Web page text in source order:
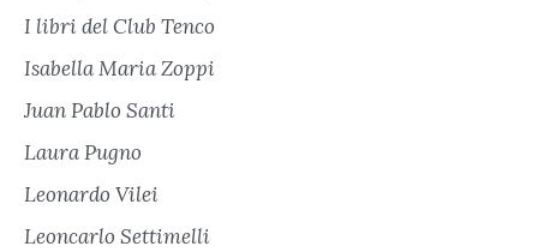
I libri del Club Tenco
Isabella Maria Zoppi
Juan Pablo Santi
Laura Pugno
Leonardo Vilei
Leoncarlo Settimelli